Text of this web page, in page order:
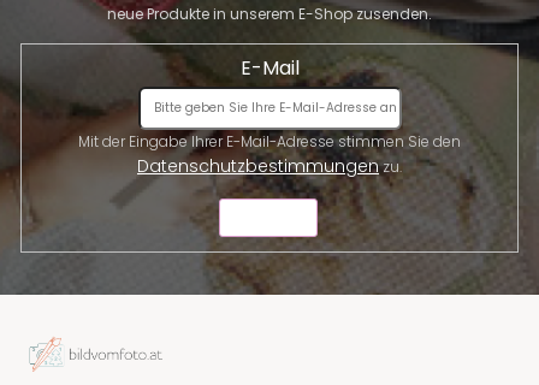
neue Produkte in unserem E-Shop zusenden.
E-Mail
Datenschutzbestimmungenzu.